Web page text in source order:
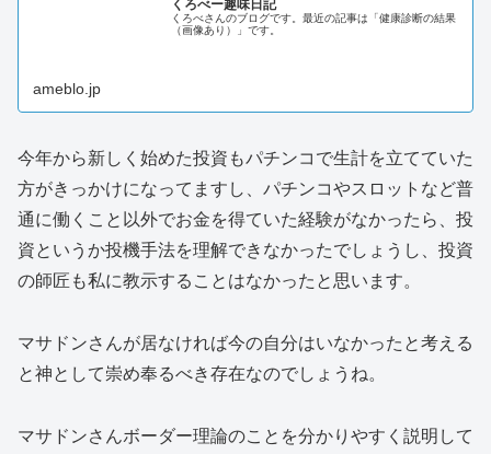
くろべー趣味日記
くろべさんのブログです。最近の記事は「健康診断の結果
（画像あり）」です。
ameblo.jp
今年から新しく始めた投資もパチンコで生計を立てていた
方がきっかけになってますし、パチンコやスロットなど普
通に働くこと以外でお金を得ていた経験がなかったら、投
資というか投機手法を理解できなかったでしょうし、投資
の師匠も私に教示することはなかったと思います。
マサドンさんが居なければ今の自分はいなかったと考える
と神として崇め奉るべき存在なのでしょうね。
マサドンさんボーダー理論のことを分かりやすく説明して